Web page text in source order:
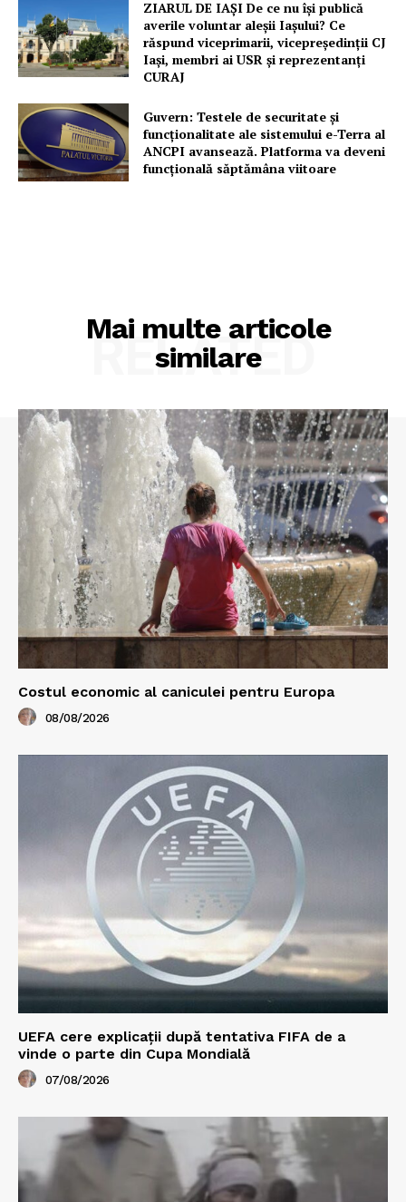
ZIARUL DE IAȘI De ce nu își publică
averile voluntar aleșii Iașului? Ce
răspund viceprimarii, vicepreședinții CJ
Iași, membri ai USR și reprezentanți
CURAJ
Guvern: Testele de securitate și
funcționalitate ale sistemului e-Terra al
ANCPI avansează. Platforma va deveni
funcțională săptămâna viitoare
Mai multe articole
similare
RELATED
Costul economic al caniculei pentru Europa
08/08/2026
UEFA cere explicații după tentativa FIFA de a
vinde o parte din Cupa Mondială
07/08/2026